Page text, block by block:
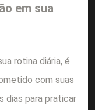
em sua
rotina diária, é
com suas
dias para praticar